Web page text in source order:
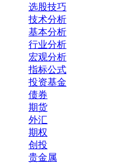
选股技巧
技术分析
基本分析
行业分析
宏观分析
指标公式
投资基金
债券
期货
外汇
期权
创投
贵金属